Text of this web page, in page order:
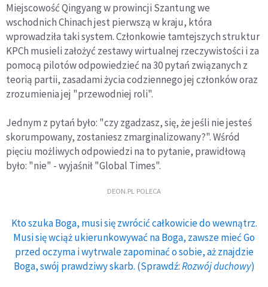
Miejscowość Qingyang w prowincji Szantung we
wschodnich Chinach jest pierwszą w kraju, która
wprowadziła taki system. Członkowie tamtejszych struktur
KPCh musieli założyć zestawy wirtualnej rzeczywistości i za
pomocą pilotów odpowiedzieć na 30 pytań związanych z
teorią partii, zasadami życia codziennego jej członków oraz
zrozumienia jej "przewodniej roli".
Jednym z pytań było: "czy zgadzasz, się, że jeśli nie jesteś
skorumpowany, zostaniesz zmarginalizowany?". Wśród
pięciu możliwych odpowiedzi na to pytanie, prawidłową
było: "nie" - wyjaśnił "Global Times".
DEON.PL POLECA
Kto szuka Boga, musi się zwrócić całkowicie do wewnątrz.
Musi się wciąż ukierunkowywać na Boga, zawsze mieć Go
przed oczyma i wytrwale zapominać o sobie, aż znajdzie
Boga, swój prawdziwy skarb. (Sprawdź:Rozwój duchowy)